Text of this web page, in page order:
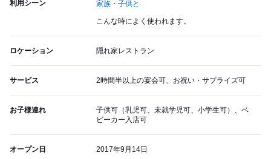
利用シーン 家族・子供と
こんな時によく使われます。
ロケーション 隠れ家レストラン
サービス 2時間半以上の宴会可、お祝い・サプライズ可
お子様連れ
子供可（乳児可、未就学児可、小学生可）、ベ
ビーカー入店可
オープン日 2017年9月14日